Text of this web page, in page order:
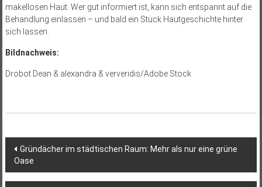
makellosen Haut. Wer gut informiert ist, kann sich entspannt auf die
Behandlung einlassen – und bald ein Stück Hautgeschichte hinter
sich lassen.
Bildnachweis:
Drobot Dean & alexandra & ververidis/Adobe Stock
Beitragsnavigation
Gründächer im städtischen Raum: Mehr als nur eine grüne
Oase